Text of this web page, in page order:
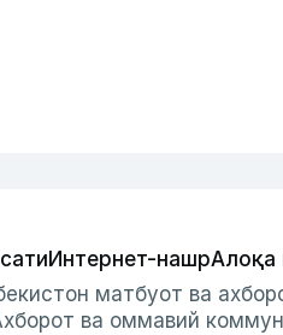
Интернет-нашрАлоқа
матбуот ва
ва оммавий